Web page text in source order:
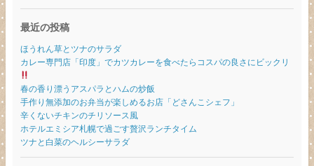
最近の投稿
ほうれん草とツナのサラダ
カレー専門店「印度」でカツカレーを食べたらコスパの良さにビックリ
春の香り漂うアスパラとハムの炒飯
手作り無添加のお弁当が楽しめるお店「どさんこシェフ」
辛くないチキンのチリソース風
ホテルエミシア札幌で過ごす贅沢ランチタイム
ツナと白菜のヘルシーサラダ